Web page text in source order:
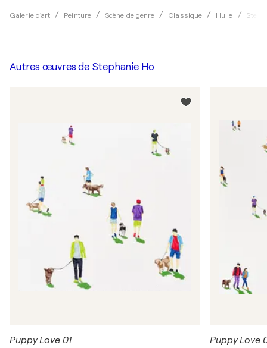
Galerie d'art Peinture Scène de genre Classique Huile
Autres œuvres de Stephanie Ho
Puppy Love 01 Puppy Love